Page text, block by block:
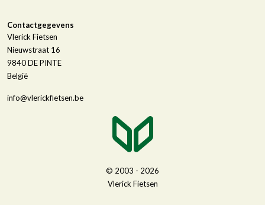
Contactgegevens
Vlerick Fietsen
Nieuwstraat 16
9840DE PINTE
België
info@vlerickfietsen.be
© 2003 - 2026
Vlerick Fietsen